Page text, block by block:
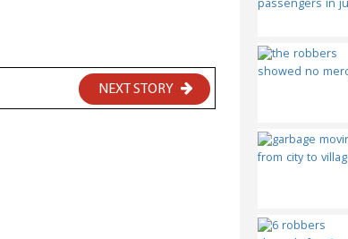
NEXT STORY